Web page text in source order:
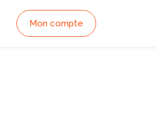
Mon compte